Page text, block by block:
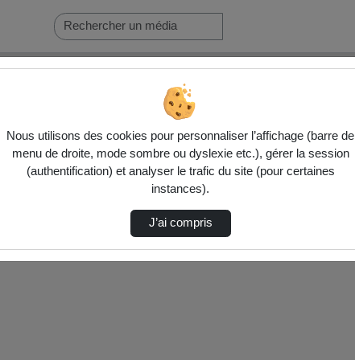
Nous utilisons des cookies pour personnaliser l’affichage (barre de
menu de droite, mode sombre ou dyslexie etc.), gérer la session
(authentification) et analyser le trafic du site (pour certaines
instances).
J’ai compris